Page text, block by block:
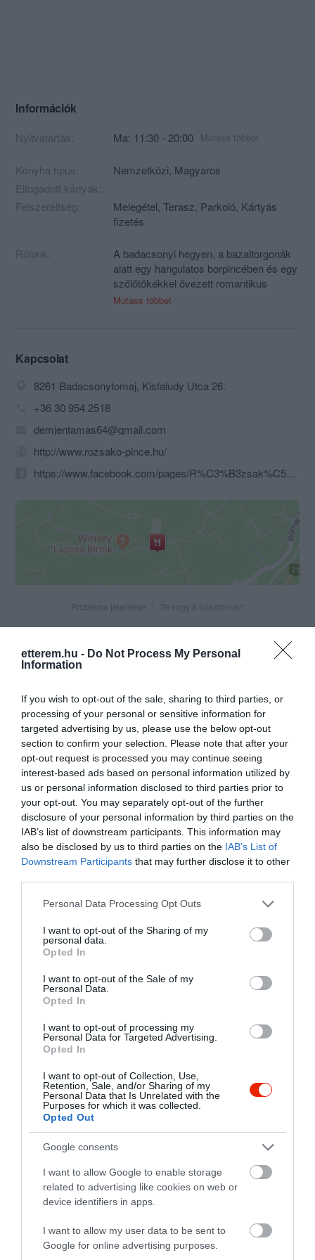
etterem.hu - Do Not Process My Personal
Information
If you wish to opt-out of the sale, sharing to third parties, or
processing of your personal or sensitive information for
targeted advertising by us, please use the below opt-out
section to confirm your selection. Please note that after your
opt-out request is processed you may continue seeing
interest-based ads based on personal information utilized by
us or personal information disclosed to third parties prior to
your opt-out. You may separately opt-out of the further
disclosure of your personal information by third parties on the
IAB’s list of downstream participants. This information may
also be disclosed by us to third parties on the IAB’s List of
Downstream Participants that may further disclose it to other
Please note that this website/app uses one or more Google
not limited to your visit or usage behaviour. You may click to
grant or deny consent to Google and its third-party tags to
use your data for below specified purposes in below Google
consent section.
Personal Data Processing Opt Outs
I want to opt-out of the Sharing of my
personal data.
Opted In
I want to opt-out of the Sale of my
Personal Data.
Opted In
I want to opt-out of processing my
Personal Data for Targeted Advertising.
Opted In
I want to opt-out of Collection, Use,
Retention, Sale, and/or Sharing of my
Personal Data that Is Unrelated with the
Purposes for which it was collected.
Opted Out
Google consents
I want to allow Google to enable storage
related to advertising like cookies on web or
device identifiers in apps.
I want to allow my user data to be sent to
Google for online advertising purposes.
Információk
Nyitvatartás: Ma: 11:30 - 20:00 Mutass többet
Konyha típus: Nemzetközi, Magyaros
Elfogadott kártyák:
Felszereltség:
Melegétel, Terasz, Parkoló, Kártyás
fizetés
Rólunk:
A badacsonyi hegyen, a bazaltorgonák
alatt egy hangulatos borpincében és egy
szőlőtökékkel övezett romantikus
kerthelyiségben várjuk kedves
Mutass többet
Kapcsolat
8261 Badacsonytomaj, Kisfaludy Utca 26.
+36 30 954 2518
demjentamas64@gmail.com
http://www.rozsako-pince.hu/
https://www.facebook.com/pages/R%C3%B3zsak%C5%91-%C3%89tterem-%C3%A9s-Boroz%C3%B3/527138044006813
Probléma jelentése Te vagy a tulajdonos?
Értékelések
3.7
Összesen 3
5 2
2 0
Demjén Zsófia
2023. Március 16.
ételek.
Isteni finom a balatoni
halászlé, és a marhapörkölt
házi galuskával
Badacsonyi bortermelők,
családi pincészetek széles